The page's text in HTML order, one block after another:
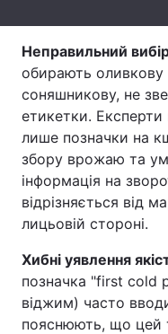
Неправильний вибір
обирають оливкову
соняшникову, не
етикетки.
лише позначки на
збору врожаю та
інформація на
відрізняється від
лицьовій стороні.
Хибні уявлення
позначка "first cold
віджим) часто
пояснюють, що цей